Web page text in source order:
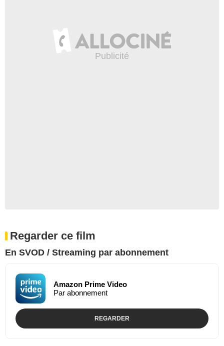
Regarder ce film
En SVOD / Streaming par abonnement
Amazon Prime Video
Par abonnement
REGARDER